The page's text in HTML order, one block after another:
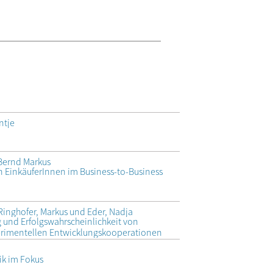
Markus
im Business-to-Business
Markus und Eder, Nadja
Erfolgswahrscheinlichkeit von
Entwicklungskooperationen
im Fokus